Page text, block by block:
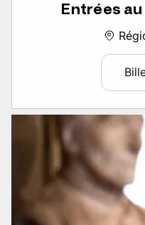
Entrées